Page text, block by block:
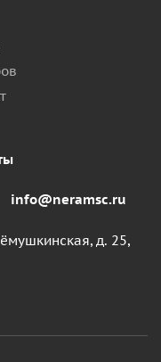
info@neramsc.ru
д. 25,